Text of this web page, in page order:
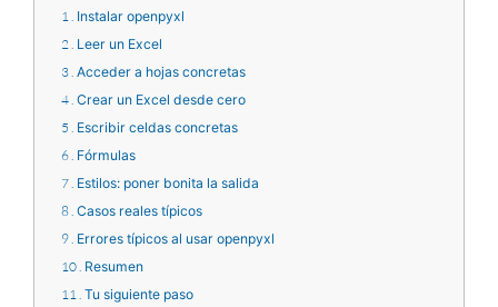
1 Instalar openpyxl
2 Leer un Excel
3 Acceder a hojas concretas
4 Crear un Excel desde cero
5 Escribir celdas concretas
6 Fórmulas
7 Estilos: poner bonita la salida
8 Casos reales típicos
9 Errores típicos al usar openpyxl
10 Resumen
11 Tu siguiente paso